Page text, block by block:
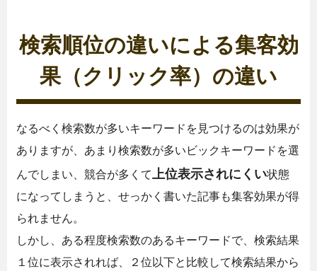
検索順位の違いによる集客効
果（クリック率）の違い
なるべく検索数が多いキーワードを見つけるのは効果が
ありますが、あまり検索数が多いビックキーワードを選
んでしまい、競合が多くて
上位表示されにくい状態
になってしまうと、せっかく書いた記事も集客効果が得
られません。
しかし、ある程度検索数のあるキーワードで、検索結果
１位に表示されれば、２位以下と比較して検索結果から